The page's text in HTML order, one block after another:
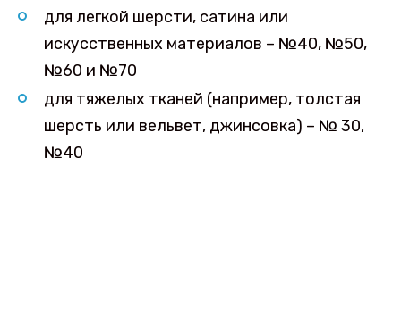
для легкой шерсти, сатина или
искусственных материалов – №40, №50,
№60 и №70
для тяжелых тканей (например, толстая
шерсть или вельвет, джинсовка) – № 30,
№40